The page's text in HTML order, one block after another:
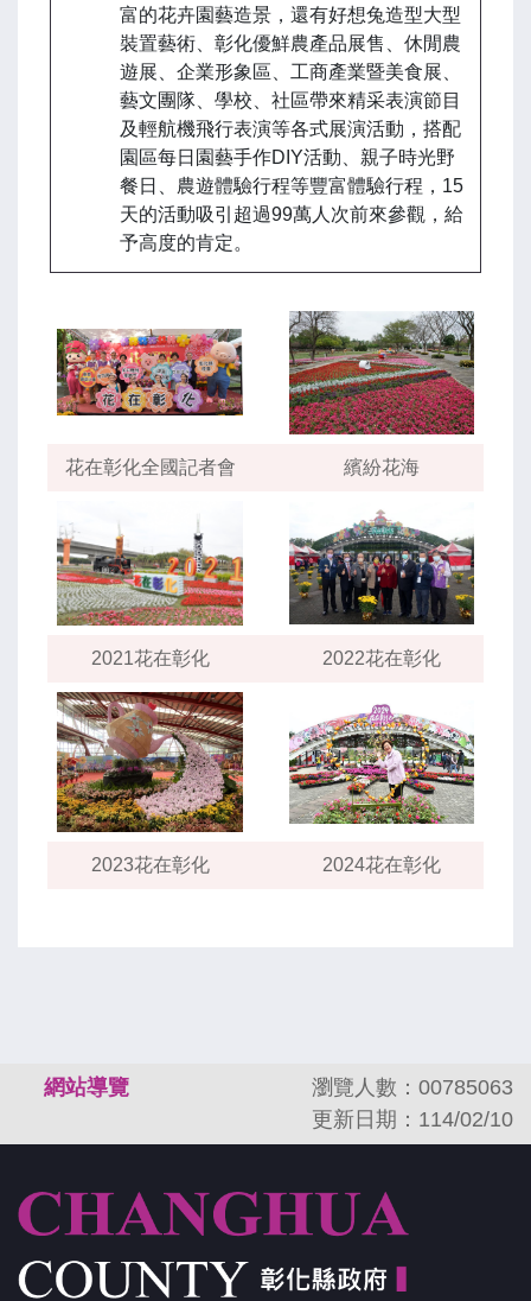
富的花卉園藝造景，還有好想兔造型大型
裝置藝術、彰化優鮮農產品展售、休閒農
遊展、企業形象區、工商產業暨美食展、
藝文團隊、學校、社區帶來精采表演節目
及輕航機飛行表演等各式展演活動，搭配
園區每日園藝手作DIY活動、親子時光野
餐日、農遊體驗行程等豐富體驗行程，15
天的活動吸引超過99萬人次前來參觀，給
予高度的肯定。
花在彰化全國記者會 繽紛花海
2021花在彰化 2022花在彰化
2023花在彰化 2024花在彰化
網站導覽
瀏覽人數：00785063
更新日期：114/02/10